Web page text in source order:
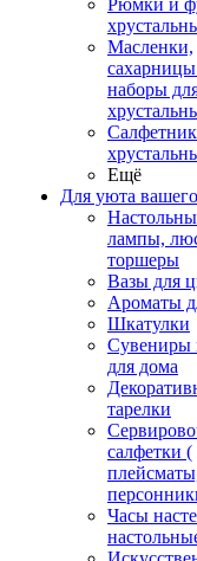
Рюмки и
Масленки,
наборы
Ещё
Для уюта
лампы,
торшеры
Вазы для
Ароматы
Шкатулки
Сувениры
для дома
тарелки
салфетки (
Часы